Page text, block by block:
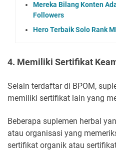
Mereka Bilang Konten
Followers
Hero Terbaik Solo Rank
4. Memiliki Sertifikat
Selain terdaftar di BPOM,
memiliki sertifikat lain yang
Beberapa suplemen herbal
atau organisasi yang
sertifikat organik atau